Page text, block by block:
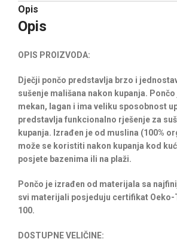
Opis
Opis
OPIS PROIZVODA:
Dječji pončo predstavlja brzo i
sušenje mališana nakon kupanja.
mekan, lagan i ima veliku sposobnost
predstavlja funkcionalno rješenje za
kupanja. Izrađen je od muslina (100%
može se koristiti nakon kupanja kod
posjete bazenima ili na plaži.
Pončo je izrađen od materijala sa
svi materijali posjeduju certifikat Oeko-
100.
DOSTUPNE VELIČINE: